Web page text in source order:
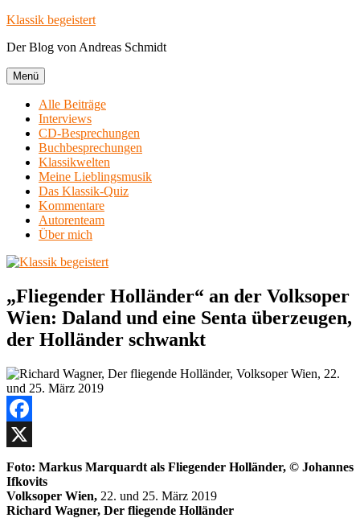
Zum
springen
Klassik begeistert
Der Blog von Andreas Schmidt
Menü
Alle Beiträge
Interviews
CD-Besprechungen
Buchbesprechungen
Klassikwelten
Meine Lieblingsmusik
Das Klassik-Quiz
Kommentare
Autorenteam
Über mich
„Fliegender Holländer“ an der Volksoper
Wien: Daland und eine Senta überzeugen,
der Holländer schwankt
Facebook
X
Foto: Markus Marquardt als Fliegender Holländer, © Johannes
Ifkovits
Volksoper Wien, 22. und 25. März 2019
Richard Wagner, Der fliegende Holländer